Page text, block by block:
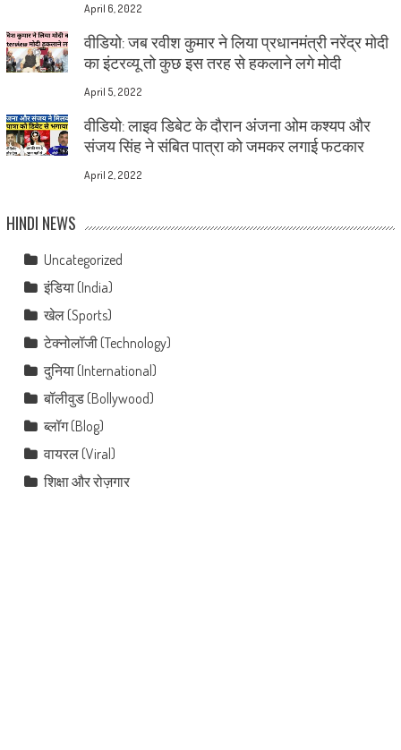
April 6, 2022
वीडियो: जब रवीश कुमार ने लिया प्रधानमंत्री नरेंद्र मोदी
का इंटरव्यू तो कुछ इस तरह से हकलाने लगे मोदी
April 5, 2022
वीडियो: लाइव डिबेट के दौरान अंजना ओम कश्यप और
संजय सिंह ने संबित पात्रा को जमकर लगाई फटकार
April 2, 2022
HINDI NEWS
Uncategorized
इंडिया (India)
खेल (Sports)
टेक्नोलॉजी (Technology)
दुनिया (International)
बॉलीवुड (Bollywood)
ब्लॉग (Blog)
वायरल (Viral)
शिक्षा और रोज़गार